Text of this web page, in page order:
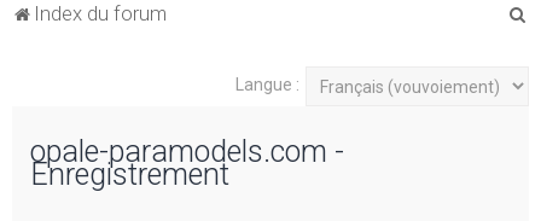
Index du forum
Langue :
opale-paramodels.com -
Enregistrement